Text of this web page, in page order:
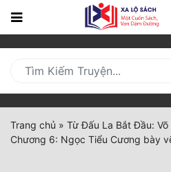
Trang
Mới
Cập
Nhật
(current)
Trang chủ » Từ Đấu La Bắt Đầu: Võ
Chương 6: Ngọc Tiểu Cương bày